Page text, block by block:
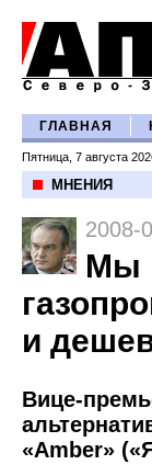
ГЛАВНАЯ
Пятница, 7 августа
МНЕНИЯ
2008-
Мы
и
Вице-
«Amber»